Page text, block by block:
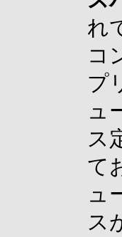
れ
コ
プ
ュ
ス
て
ュ
ス